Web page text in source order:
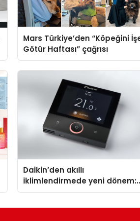
Mars Türkiye’den “Köpeğini
Götür Haftası” çağrısı
Daikin’den akıllı
iklimlendirmede yeni dönem:
Madoka Plus Türkiye’de